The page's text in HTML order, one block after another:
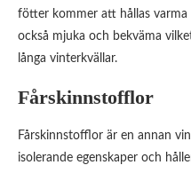
fötter kommer att hållas
också mjuka och bekväma
långa vinterkvällar.
Fårskinnstofflor
Fårskinnstofflor är en annan
isolerande egenskaper och